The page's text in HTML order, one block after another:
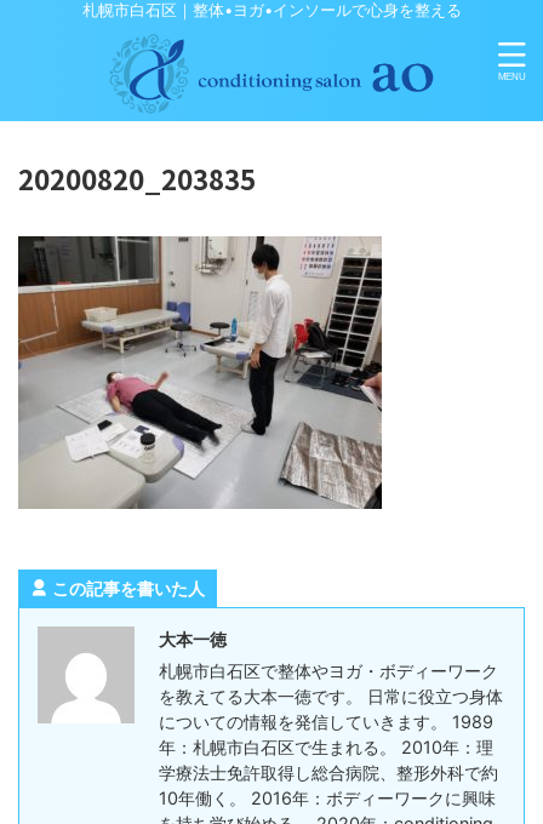
札幌市白石区｜整体•ヨガ•インソールで心身を整える
20200820_203835
この記事を書いた人
大本一徳
札幌市白石区で整体やヨガ・ボディーワーク
を教えてる大本一徳です。 日常に役立つ身体
についての情報を発信していきます。 1989
年：札幌市白石区で生まれる。 2010年：理
学療法士免許取得し総合病院、整形外科で約
10年働く。 2016年：ボディーワークに興味